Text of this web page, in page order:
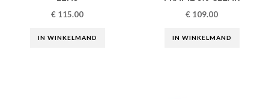
€ 115.00
IN WINKELMAND
€ 109.00
IN WINKELMAND